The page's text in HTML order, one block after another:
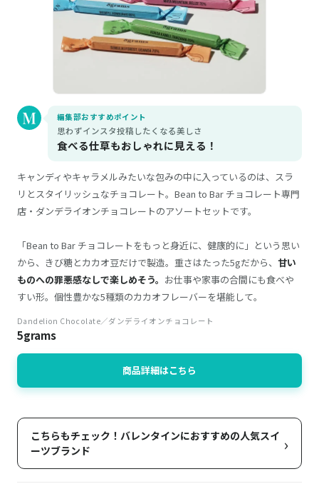
編集部おすすめポイント
思わずインスタ投稿したくなる美しさ
食べる仕草もおしゃれに見える！
キャンディやキャラメルみたいな包みの中に入っているのは、スラ
リとスタイリッシュなチョコレート。Bean to Bar チョコレート専門
店・ダンデライオンチョコレートのアソートセットです。
「Bean to Bar チョコレートをもっと身近に、健康的に」という思い
から、きび糖とカカオ豆だけで製造。重さはたった5gだから、 甘い
ものへの罪悪感なしで楽しめそう。 お仕事や家事の合間にも食べや
すい形。個性豊かな5種類のカカオフレーバーを堪能して。
Dandelion Chocolate／ダンデライオンチョコレート
5grams
商品詳細はこちら
こちらもチェック！バレンタインにおすすめの人気スイ
ーツブランド
›